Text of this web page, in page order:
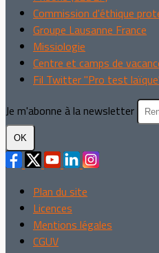
Commission d'éthique
Groupe Lausanne France
Missiologie
Centre et camps de
Fil Twitter "Pro test
Je m'abonne à la newsletter
OK
Plan du site
Licences
Mentions légales
CGUV